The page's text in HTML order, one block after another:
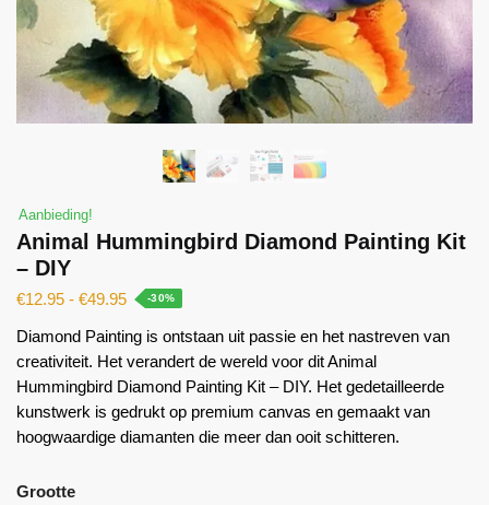
Aanbieding!
Animal Hummingbird Diamond Painting Kit
– DIY
€12.95 - €49.95 -30%
Diamond Painting is ontstaan ​​uit passie en het nastreven van
creativiteit. Het verandert de wereld voor dit Animal
Hummingbird Diamond Painting Kit – DIY. Het gedetailleerde
kunstwerk is gedrukt op premium canvas en gemaakt van
hoogwaardige diamanten die meer dan ooit schitteren.
Grootte